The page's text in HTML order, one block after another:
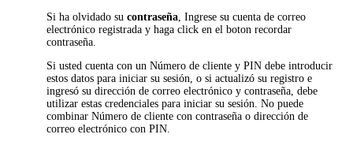
Si ha olvidado sucontraseña, Ingrese su cuenta de correo
electrónico registrada y haga click en el boton recordar
contraseña.
Si usted cuenta con un Número de cliente y PIN debe introducir
estos datos para iniciar su sesión, o si actualizó su registro e
ingresó su dirección de correo electrónico y contraseña, debe
utilizar estas credenciales para iniciar su sesión. No puede
combinar Número de cliente con contraseña o dirección de
correo electrónico con PIN.